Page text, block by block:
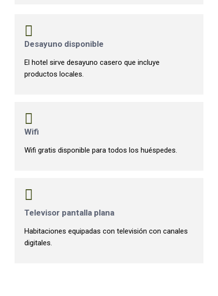
Desayuno disponible
El hotel sirve desayuno casero que incluye
productos locales.
Wifi
Wifi gratis disponible para todos los huéspedes.
Televisor pantalla plana
Habitaciones equipadas con televisión con canales
digitales.